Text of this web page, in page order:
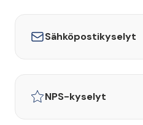
Sähköpostikyselyt
NPS-kyselyt